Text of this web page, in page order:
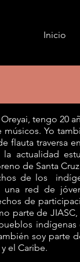
Inicio
tengo 20
Yo
flauta traversa
la actualidad
de Santa
de los
una red de
de
parte de
soy parte
el Caribe.